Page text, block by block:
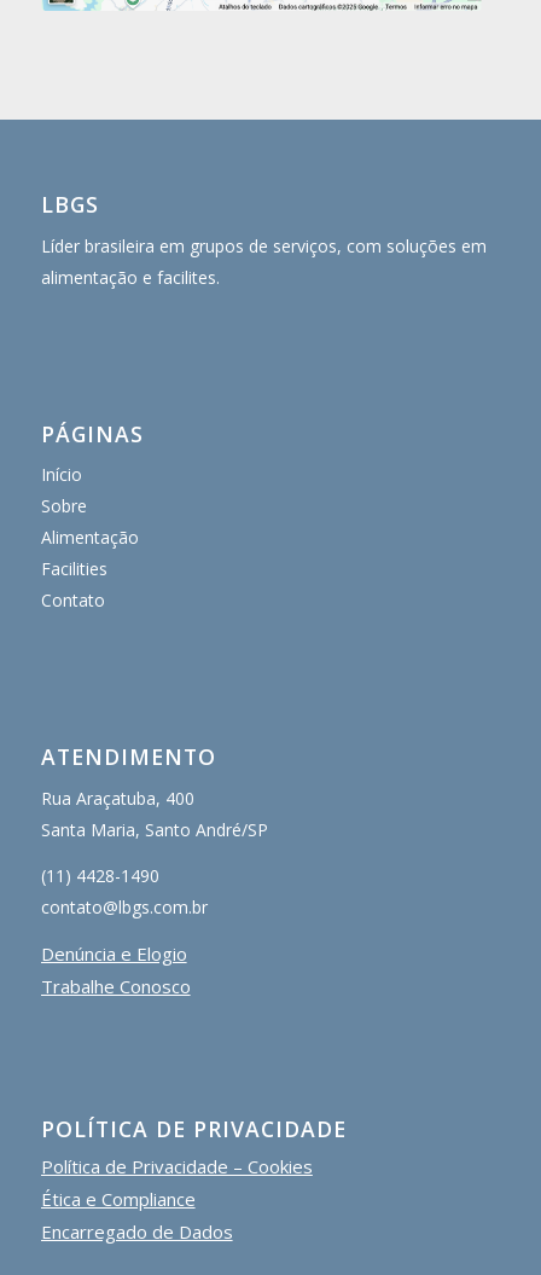
LBGS
Líder brasileira em grupos de serviços, com soluções em
alimentação e facilites.
PÁGINAS
Início
Sobre
Alimentação
Facilities
Contato
ATENDIMENTO
Rua Araçatuba, 400
Santa Maria, Santo André/SP
(11) 4428-1490
contato@lbgs.com.br
Denúncia e Elogio
Trabalhe Conosco
POLÍTICA DE PRIVACIDADE
Política de Privacidade – Cookies
Ética e Compliance
Encarregado de Dados